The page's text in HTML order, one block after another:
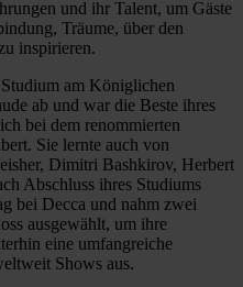
und ihr Talent, um Gäste
Träume, über den
inspirieren.
am Königlichen
ab und war die Beste ihres
bei dem renommierten
Sie lernte auch von
Dimitri Bashkirov, Herbert
Abschluss ihres Studiums
bei Decca und nahm zwei
ausgewählt, um ihre
eine umfangreiche
Shows aus.